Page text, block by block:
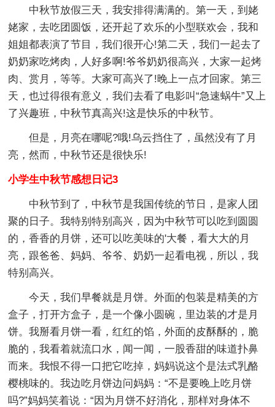
中秋节放假三天，我安排得满满的。第一天，到姥
姥家，去吃团圆饭，还开起了欢乐的小型联欢会，我和
姐姐都表演了节目，我们很开心!第二天，我们一起去了
奶奶家吃烤肉，人好多啊!爷爷奶奶很高兴，大家一起烤
肉、赏月，等等。大家可高兴了!晚上一点才回家。第三
天，也过得很有意义，我们去看了电影叫“急速蜗牛”又上
了兴趣班，中秋节真高兴!这是快乐的中秋节。
但是，月亮在哪呢?哦!乌云挡住了，虽然没有了月
亮，然而，中秋节还是很快乐!
小学生中秋节感想日记3
中秋节到了，中秋节是我国传统的节日，是家人团
聚的日子。我特别特别高兴，因为中秋节可以吃到圆圆
的，香香的月饼，还可以吃美味的'大餐，看大大的月
亮，跟爸爸、妈妈、爷爷、奶奶一起看电视，所以，我
特别高兴。
今天，我们早餐就是月饼。外面的包装是精美的方
盒子，打开方盒子，是一个像小圆碗，里边装的才是月
饼。我掰看月饼一看，红红的馅，外面的皮酥酥的，脆
脆的，我看着就流口水，闻一闻，一股香甜的味道扑鼻
而来。我恨不得一口把它吃掉，妈妈说这个是法式乳酪
樱桃味的。我边吃月饼边问妈妈：“不是要晚上吃月饼
吗?”妈妈笑着说：“因为月饼不好消化，那样对身体不